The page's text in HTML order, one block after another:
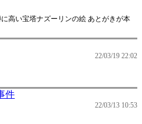
高い宝塔ナズーリンの絵 あとがきが本
22/03/19 22:02
件
22/03/13 10:53